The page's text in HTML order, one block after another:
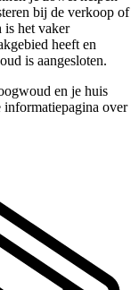
bij de verkoop of
het vaker
heeft en
is aangesloten.
en je huis
over